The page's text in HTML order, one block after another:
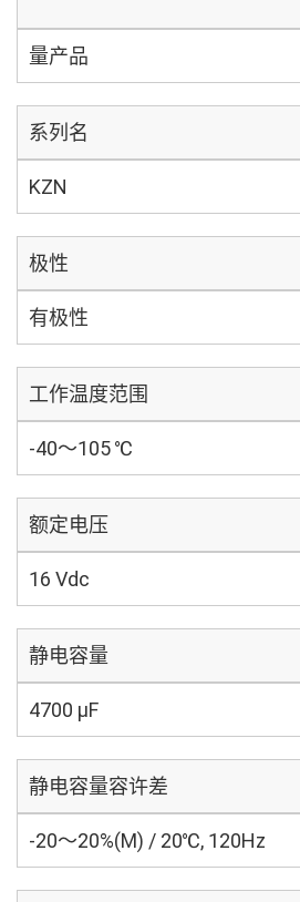
量产品
系列名
KZN
极性
有极性
工作温度范围
-40～105 ℃
额定电压
16 Vdc
静电容量
4700 µF
静电容量容许差
-20～20%(M) / 20℃, 120Hz